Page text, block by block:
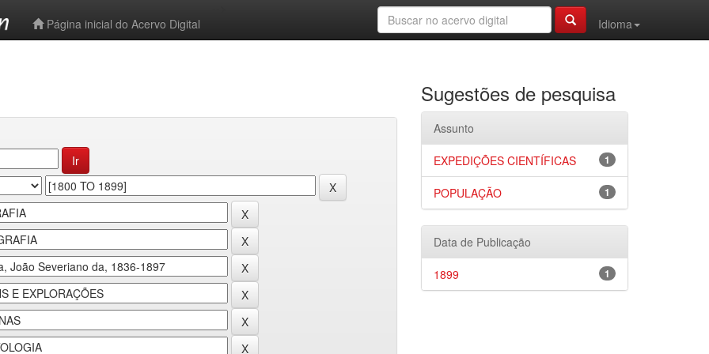
Página inicial do Acervo Digital
Idioma
Sugestões de pesquisa
Assunto
1
EXPEDIÇÕES CIENTÍFICAS
1
POPULAÇÃO
Data de Publicação
1
1899